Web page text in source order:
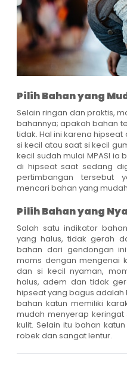
Pilih Bahan yang
Selain ringan dan praktis,
bahannya; apakah bahan
tidak. Hal ini karena
si kecil atau saat si kecil
kecil sudah mulai MPASI ia
di hipseat saat sedang
pertimbangan tersebut
mencari bahan yang
Pilih Bahan yang
Salah satu indikator
yang halus, tidak gerah
bahan dari gendongan
moms dengan mengenai
dan si kecil nyaman,
halus, adem dan tidak
hipseat yang bagus
bahan katun memiliki
mudah menyerap
kulit. Selain itu bahan
robek dan sangat lentur.